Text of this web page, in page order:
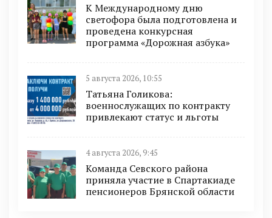
К Международному дню
светофора была подготовлена и
проведена конкурсная
программа «Дорожная азбука»
5 августа 2026, 10:55
Татьяна Голикова:
военнослужащих по контракту
привлекают статус и льготы
4 августа 2026, 9:45
Команда Севского района
приняла участие в Спартакиаде
пенсионеров Брянской области